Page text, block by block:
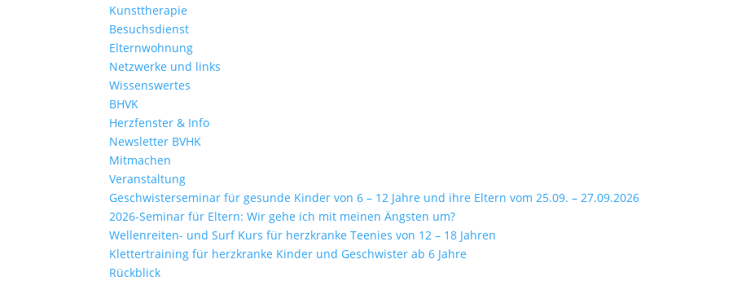
Kunsttherapie
Besuchsdienst
Elternwohnung
Netzwerke und links
Wissenswertes
BHVK
Herzfenster & Info
Newsletter BVHK
Mitmachen
Veranstaltung
Geschwisterseminar für gesunde Kinder von 6 – 12 Jahre und ihre Eltern vom 25.09. – 27.09.2026
2026-Seminar für Eltern: Wir gehe ich mit meinen Ängsten um?
Wellenreiten- und Surf Kurs für herzkranke Teenies von 12 – 18 Jahren
Klettertraining für herzkranke Kinder und Geschwister ab 6 Jahre
Rückblick